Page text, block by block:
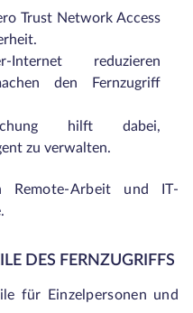
Trust Network Access
reduzieren
den Fernzugriff
hilft dabei,
zu verwalten.
Remote-Arbeit und IT-
DES FERNZUGRIFFS
für Einzelpersonen und